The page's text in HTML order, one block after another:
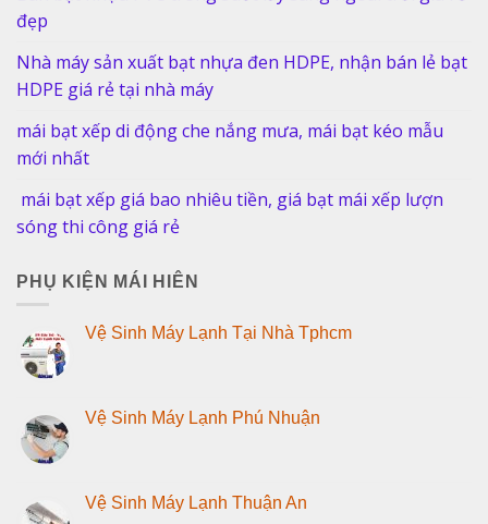
đẹp
Nhà máy sản xuất bạt nhựa đen HDPE, nhận bán lẻ bạt
HDPE giá rẻ tại nhà máy
mái bạt xếp di động che nắng mưa, mái bạt kéo mẫu
mới nhất
mái bạt xếp giá bao nhiêu tiền, giá bạt mái xếp lượn
sóng thi công giá rẻ
PHỤ KIỆN MÁI HIÊN
Vệ Sinh Máy Lạnh Tại Nhà Tphcm
Vệ Sinh Máy Lạnh Phú Nhuận
Vệ Sinh Máy Lạnh Thuận An